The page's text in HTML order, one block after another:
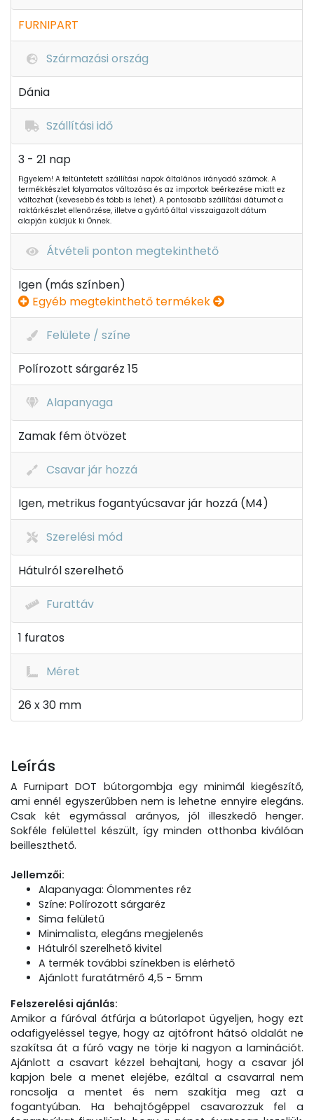
FURNIPART
Származási ország
Dánia
Szállítási idő
3 - 21 nap
Figyelem! A feltüntetett szállítási napok általános irányadó számok. A
termékkészlet folyamatos változása és az importok beérkezése miatt ez
változhat (kevesebb és több is lehet). A pontosabb szállítási dátumot a
raktárkészlet ellenőrzése, illetve a gyártó által visszaigazolt dátum
alapján küldjük ki Önnek.
Átvételi ponton megtekinthető
Igen (más színben)
Egyéb megtekinthető termékek
Felülete / színe
Polírozott sárgaréz 15
Alapanyaga
Zamak fém ötvözet
Csavar jár hozzá
Igen, metrikus fogantyúcsavar jár hozzá (M4)
Szerelési mód
Hátulról szerelhető
Furattáv
1 furatos
Méret
26 x 30 mm
Leírás
A Furnipart DOT bútorgombja egy minimál kiegészítő,
ami ennél egyszerűbben nem is lehetne ennyire elegáns.
Csak két egymással arányos, jól illeszkedő henger.
Sokféle felülettel készült, így minden otthonba kiválóan
beilleszthető.
Jellemzői:
Alapanyaga: Ólommentes réz
Színe: Polírozott sárgaréz
Sima felületű
Minimalista, elegáns megjelenés
Hátulról szerelhető kivitel
A termék további színekben is elérhető
Ajánlott furatátmérő 4,5 - 5mm
Felszerelési ajánlás:
Amikor a fúróval átfúrja a bútorlapot ügyeljen, hogy ezt
odafigyeléssel tegye, hogy az ajtófront hátsó oldalát ne
szakítsa át a fúró vagy ne törje ki nagyon a laminációt.
Ajánlott a csavart kézzel behajtani, hogy a csavar jól
kapjon bele a menet elejébe, ezáltal a csavarral nem
roncsolja a mentet és nem szakítja meg azt a
fogantyúban. Ha behajtógéppel csavarozzuk fel a